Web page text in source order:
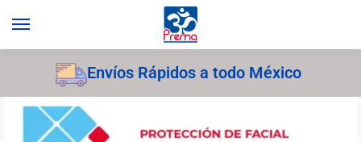
Envíos Rápidos a todo México